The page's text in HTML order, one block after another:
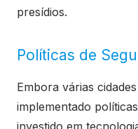
presídios.
Políticas de
Embora várias
implementado
investido em